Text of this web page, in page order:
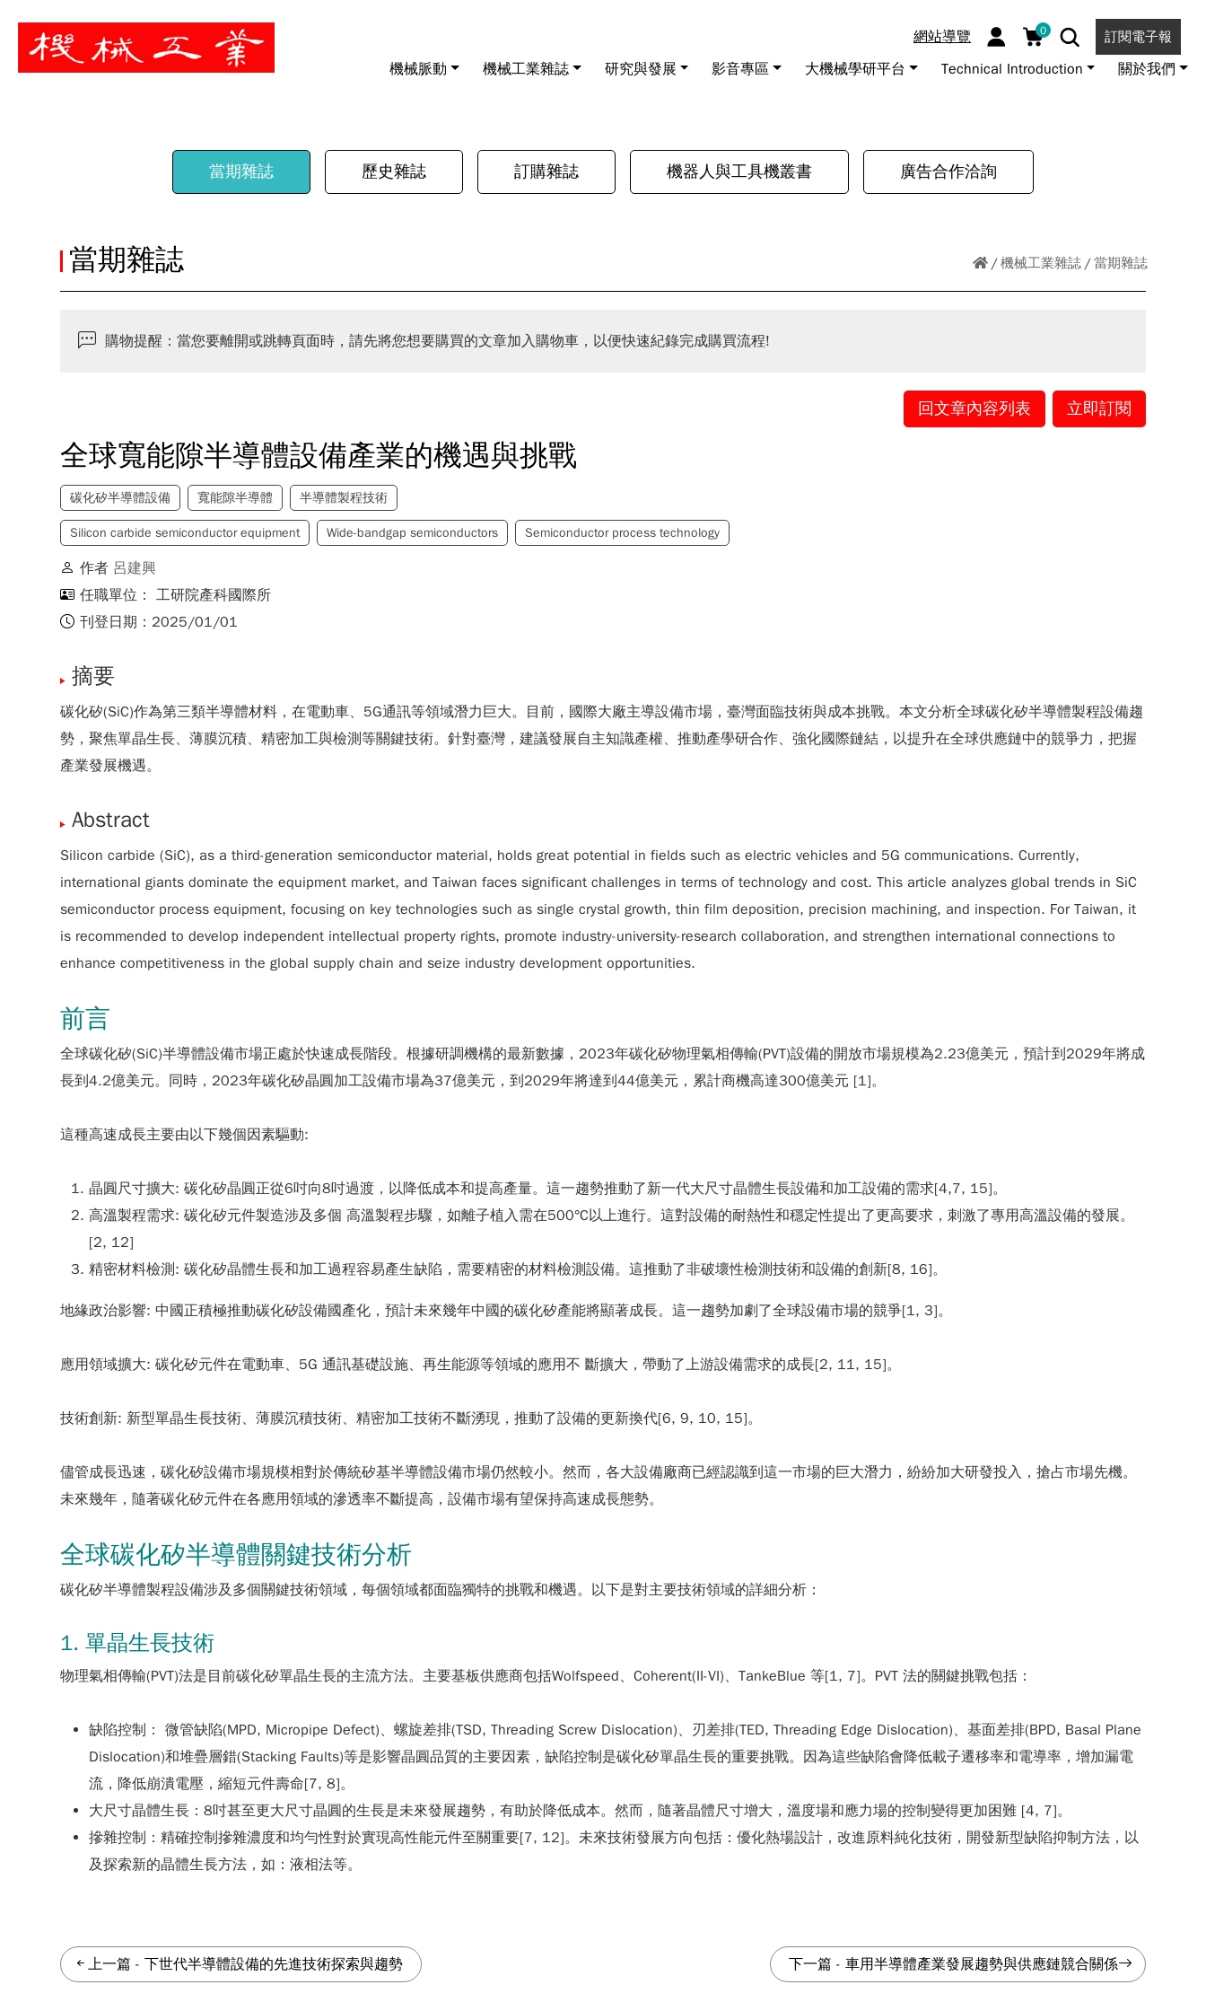
網站導覽 0 訂閱電子報
機械脈動 機械工業雜誌 研究與發展 影音專區 大機械學研平台 Technical Introduction 關於我們
暫停
當期雜誌 歷史雜誌 訂購雜誌 機器人與工具機叢書 廣告合作洽詢
機械工業雜誌 當期雜誌
當期雜誌
購物提醒：當您要離開或跳轉頁面時，請先將您想要購買的文章加入購物車，以便快速紀錄完成購買流程!
回文章內容列表 立即訂閱
全球寬能隙半導體設備產業的機遇與挑戰
碳化矽半導體設備 寬能隙半導體 半導體製程技術
Silicon carbide semiconductor equipment Wide-bandgap semiconductors Semiconductor process technology
作者 呂建興
任職單位： 工研院產科國際所
刊登日期：2025/01/01
摘要
碳化矽(SiC)作為第三類半導體材料，在電動車、5G通訊等領域潛力巨大。目前，國際大廠主導設備市場，臺灣面臨技術與成本挑戰。本文分析全球碳化矽半導體製程設備趨
勢，聚焦單晶生長、薄膜沉積、精密加工與檢測等關鍵技術。針對臺灣，建議發展自主知識產權、推動產學研合作、強化國際鏈結，以提升在全球供應鏈中的競爭力，把握
產業發展機遇。
Abstract
Silicon carbide (SiC), as a third-generation semiconductor material, holds great potential in fields such as electric vehicles and 5G communications. Currently,
international giants dominate the equipment market, and Taiwan faces significant challenges in terms of technology and cost. This article analyzes global trends in SiC
semiconductor process equipment, focusing on key technologies such as single crystal growth, thin film deposition, precision machining, and inspection. For Taiwan, it
is recommended to develop independent intellectual property rights, promote industry-university-research collaboration, and strengthen international connections to
enhance competitiveness in the global supply chain and seize industry development opportunities.
前言
全球碳化矽(SiC)半導體設備市場正處於快速成長階段。根據研調機構的最新數據，2023年碳化矽物理氣相傳輸(PVT)設備的開放市場規模為2.23億美元，預計到2029年將成
長到4.2億美元。同時，2023年碳化矽晶圓加工設備市場為37億美元，到2029年將達到44億美元，累計商機高達300億美元 [1]。
這種高速成長主要由以下幾個因素驅動:
晶圓尺寸擴大: 碳化矽晶圓正從6吋向8吋過渡，以降低成本和提高產量。這一趨勢推動了新一代大尺寸晶體生長設備和加工設備的需求[4,7, 15]。
高溫製程需求: 碳化矽元件製造涉及多個 高溫製程步驟，如離子植入需在500°C以上進行。這對設備的耐熱性和穩定性提出了更高要求，刺激了專用高溫設備的發展。
[2, 12]
精密材料檢測: 碳化矽晶體生長和加工過程容易產生缺陷，需要精密的材料檢測設備。這推動了非破壞性檢測技術和設備的創新[8, 16]。
地緣政治影響: 中國正積極推動碳化矽設備國產化，預計未來幾年中國的碳化矽產能將顯著成長。這一趨勢加劇了全球設備市場的競爭[1, 3]。
應用領域擴大: 碳化矽元件在電動車、5G 通訊基礎設施、再生能源等領域的應用不 斷擴大，帶動了上游設備需求的成長[2, 11, 15]。
技術創新: 新型單晶生長技術、薄膜沉積技術、精密加工技術不斷湧現，推動了設備的更新換代[6, 9, 10, 15]。
儘管成長迅速，碳化矽設備市場規模相對於傳統矽基半導體設備市場仍然較小。然而，各大設備廠商已經認識到這一市場的巨大潛力，紛紛加大研發投入，搶占市場先機。
未來幾年，隨著碳化矽元件在各應用領域的滲透率不斷提高，設備市場有望保持高速成長態勢。
全球碳化矽半導體關鍵技術分析
碳化矽半導體製程設備涉及多個關鍵技術領域，每個領域都面臨獨特的挑戰和機遇。以下是對主要技術領域的詳細分析：
1. 單晶生長技術
物理氣相傳輸(PVT)法是目前碳化矽單晶生長的主流方法。主要基板供應商包括Wolfspeed、Coherent(II-VI)、TankeBlue 等[1, 7]。PVT 法的關鍵挑戰包括：
缺陷控制： 微管缺陷(MPD, Micropipe Defect)、螺旋差排(TSD, Threading Screw Dislocation)、刃差排(TED, Threading Edge Dislocation)、基面差排(BPD, Basal Plane
Dislocation)和堆疊層錯(Stacking Faults)等是影響晶圓品質的主要因素，缺陷控制是碳化矽單晶生長的重要挑戰。因為這些缺陷會降低載子遷移率和電導率，增加漏電
流，降低崩潰電壓，縮短元件壽命[7, 8]。
大尺寸晶體生長：8吋甚至更大尺寸晶圓的生長是未來發展趨勢，有助於降低成本。然而，隨著晶體尺寸增大，溫度場和應力場的控制變得更加困難 [4, 7]。
摻雜控制：精確控制摻雜濃度和均勻性對於實現高性能元件至關重要[7, 12]。未來技術發展方向包括：優化熱場設計，改進原料純化技術，開發新型缺陷抑制方法，以
及探索新的晶體生長方法，如：液相法等。
上一篇 -下世代半導體設備的先進技術探索與趨勢 下一篇 - 車用半導體產業發展趨勢與供應鏈競合關係